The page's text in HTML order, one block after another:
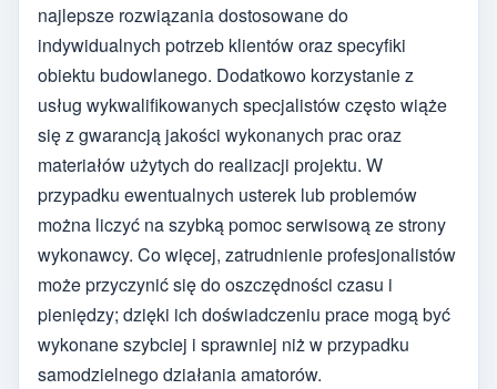
najlepsze rozwiązania dostosowane do
indywidualnych potrzeb klientów oraz specyfiki
obiektu budowlanego. Dodatkowo korzystanie z
usług wykwalifikowanych specjalistów często wiąże
się z gwarancją jakości wykonanych prac oraz
materiałów użytych do realizacji projektu. W
przypadku ewentualnych usterek lub problemów
można liczyć na szybką pomoc serwisową ze strony
wykonawcy. Co więcej, zatrudnienie profesjonalistów
może przyczynić się do oszczędności czasu i
pieniędzy; dzięki ich doświadczeniu prace mogą być
wykonane szybciej i sprawniej niż w przypadku
samodzielnego działania amatorów.